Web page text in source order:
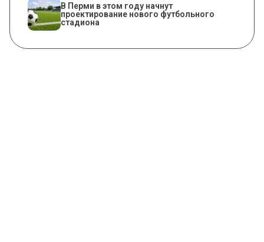
В Перми в этом году начнут
проектирование нового футбольного
стадиона